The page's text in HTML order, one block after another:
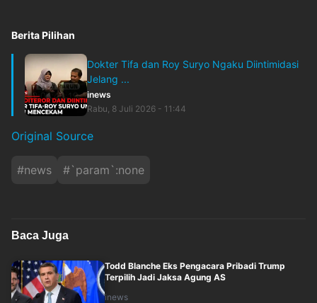
Berita Pilihan
Dokter Tifa dan Roy Suryo Ngaku Diintimidasi
Jelang ...
inews
Rabu, 8 Juli 2026 - 11:44
Original Source
#news #`param`:none
Baca Juga
Todd Blanche Eks Pengacara Pribadi Trump
Terpilih Jadi Jaksa Agung AS
inews